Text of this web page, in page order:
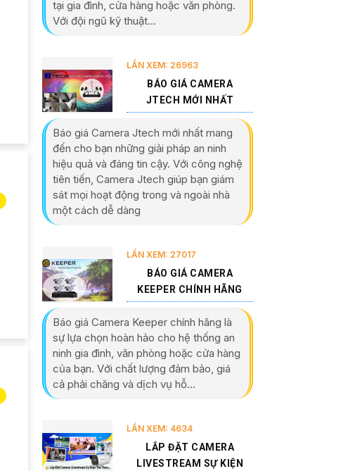
tại gia đình, cửa hàng hoặc văn phòng.
Với đội ngũ kỹ thuật...
LẦN XEM: 26963
BÁO GIÁ CAMERA
JTECH MỚI NHẤT
Báo giá Camera Jtech mới nhất mang
đến cho bạn những giải pháp an ninh
hiệu quả và đáng tin cậy. Với công nghệ
tiên tiến, Camera Jtech giúp bạn giám
sát mọi hoạt động trong và ngoài nhà
một cách dễ dàng
LẦN XEM: 27017
BÁO GIÁ CAMERA
KEEPER CHÍNH HÃNG
Báo giá Camera Keeper chính hãng là
sự lựa chọn hoàn hảo cho hệ thống an
ninh gia đình, văn phòng hoặc cửa hàng
của bạn. Với chất lượng đảm bảo, giá
cả phải chăng và dịch vụ hỗ...
LẦN XEM: 4634
LẮP ĐẶT CAMERA
LIVESTREAM SỰ KIỆN